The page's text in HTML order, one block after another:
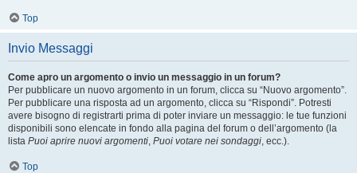
Top
Invio Messaggi
Come apro un argomento o invio un messaggio in un forum?
Per pubblicare un nuovo argomento in un forum, clicca su “Nuovo argomento”.
Per pubblicare una risposta ad un argomento, clicca su “Rispondi”. Potresti
avere bisogno di registrarti prima di poter inviare un messaggio: le tue funzioni
disponibili sono elencate in fondo alla pagina del forum o dell’argomento (la
lista Puoi aprire nuovi argomenti, Puoi votare nei sondaggi, ecc.).
Top